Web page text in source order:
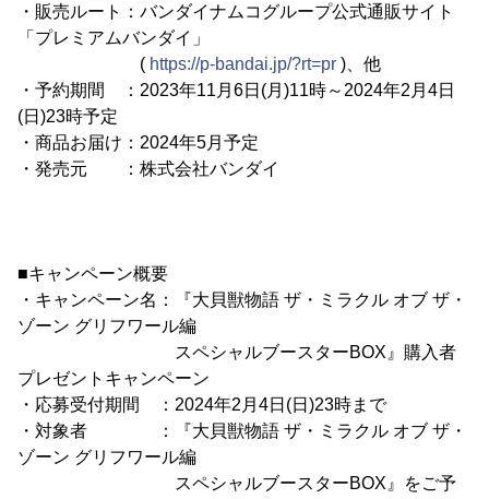
・販売ルート：バンダイナムコグループ公式通販サイト
「プレミアムバンダイ」
( https://p-bandai.jp/?rt=pr )、他
・予約期間 ：2023年11月6日(月)11時～2024年2月4日
(日)23時予定
・商品お届け：2024年5月予定
・発売元 ：株式会社バンダイ
■キャンペーン概要
・キャンペーン名：『大貝獣物語 ザ・ミラクル オブ ザ・
ゾーン グリフワール編
スペシャルブースターBOX』購入者
プレゼントキャンペーン
・応募受付期間 ：2024年2月4日(日)23時まで
・対象者 ：『大貝獣物語 ザ・ミラクル オブ ザ・
ゾーン グリフワール編
スペシャルブースターBOX』をご予